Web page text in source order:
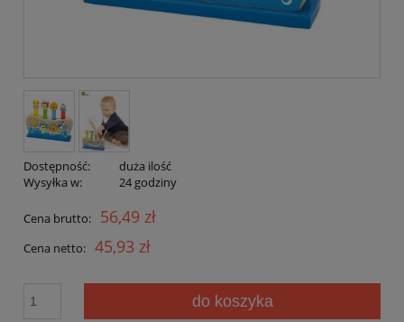
Dostępność:
duża ilość
Wysyłka w:
24 godziny
Cena brutto: 56,49 zł
Cena netto: 45,93 zł
do koszyka